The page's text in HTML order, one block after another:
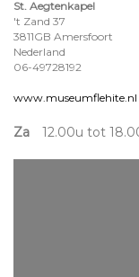
St. Aegtenkapel
't Zand 37
3811GB Amersfoort
Nederland
06-49728192
www.museumflehite.nl
Za 12.00u tot